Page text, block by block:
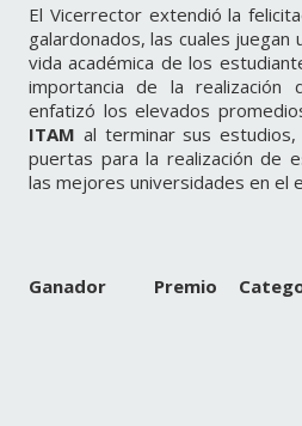
El Vicerrector extendió la
galardonados, las cuales juegan
vida académica de los
importancia de la
enfatizó los elevados
ITAM al terminar sus
puertas para la realización de
las mejores universidades en el
Ganador Premio